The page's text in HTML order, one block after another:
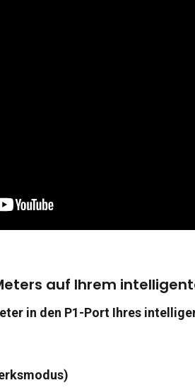
auf Ihrem
in den P1-Port Ihres